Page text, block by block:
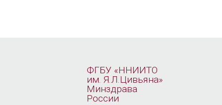
ФГБУ «ННИИТО
им. Я.Л.Цивьяна»
Минздрава
России